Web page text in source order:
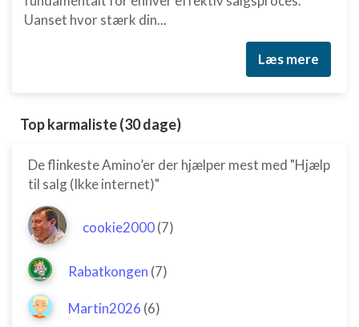
Uanset hvor stærk din...
Læs mere
Top karmaliste (30 dage)
De flinkeste Amino’er der hjælper mest med "Hjælp
til salg (Ikke internet)"
cookie2000(7)
Rabatkongen (7)
Martin2026 (6)